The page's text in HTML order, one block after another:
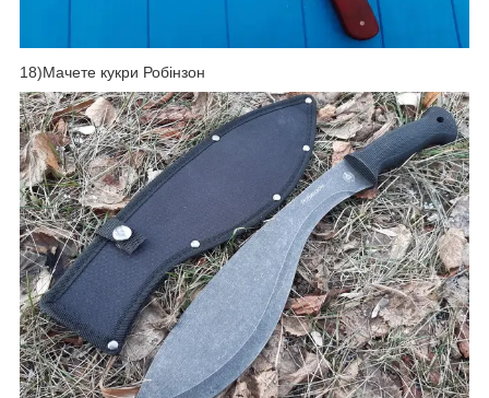
18)Мачете кукри Робінзон